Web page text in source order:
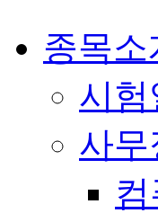
종목소
시험
사무